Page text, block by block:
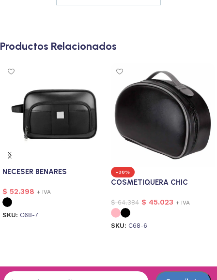
Productos Relacionados
NECESER BENARES
$ 52.398 + IVA
SKU: C68-7
-30%
COSMETIQUERA CHIC
$64.384 $ 45.023 + IVA
SKU: C68-6